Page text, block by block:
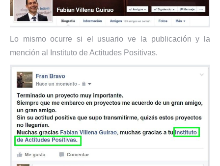
Lo mismo ocurre si el usuario ve la publicación y la
mención al Instituto de Actitudes Positivas.